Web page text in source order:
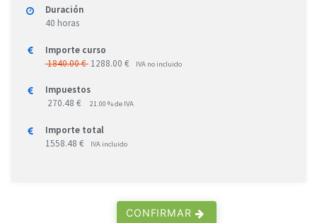
Duración
40 horas
Importe curso
1840.00 €1288.00 € IVA no incluido
Impuestos
270.48 €
21.00 % de IVA
Importe total
1558.48 €
IVA incluido
CONFIRMAR